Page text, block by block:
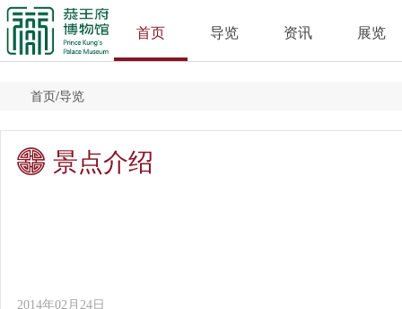
首页 导览 资讯 展览
首页/导览
景点介绍
2014年02月24日